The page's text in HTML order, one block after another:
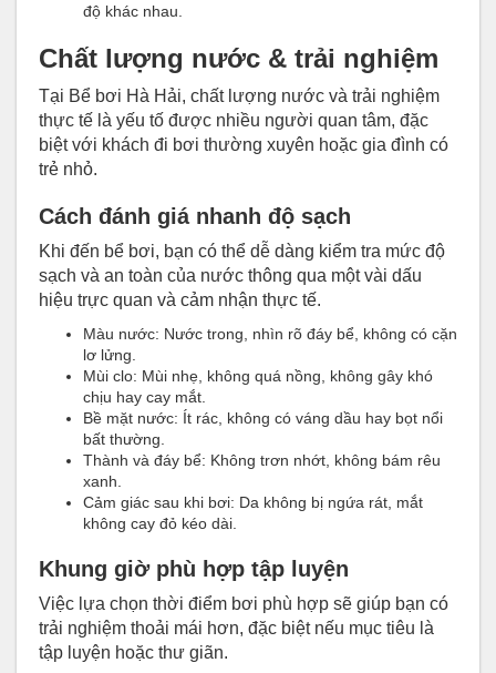
độ khác nhau.
Chất lượng nước & trải nghiệm
Tại Bể bơi Hà Hải, chất lượng nước và trải nghiệm
thực tế là yếu tố được nhiều người quan tâm, đặc
biệt với khách đi bơi thường xuyên hoặc gia đình có
trẻ nhỏ.
Cách đánh giá nhanh độ sạch
Khi đến bể bơi, bạn có thể dễ dàng kiểm tra mức độ
sạch và an toàn của nước thông qua một vài dấu
hiệu trực quan và cảm nhận thực tế.
Màu nước: Nước trong, nhìn rõ đáy bể, không có cặn
lơ lửng.
Mùi clo: Mùi nhẹ, không quá nồng, không gây khó
chịu hay cay mắt.
Bề mặt nước: Ít rác, không có váng dầu hay bọt nổi
bất thường.
Thành và đáy bể: Không trơn nhớt, không bám rêu
xanh.
Cảm giác sau khi bơi: Da không bị ngứa rát, mắt
không cay đỏ kéo dài.
Khung giờ phù hợp tập luyện
Việc lựa chọn thời điểm bơi phù hợp sẽ giúp bạn có
trải nghiệm thoải mái hơn, đặc biệt nếu mục tiêu là
tập luyện hoặc thư giãn.